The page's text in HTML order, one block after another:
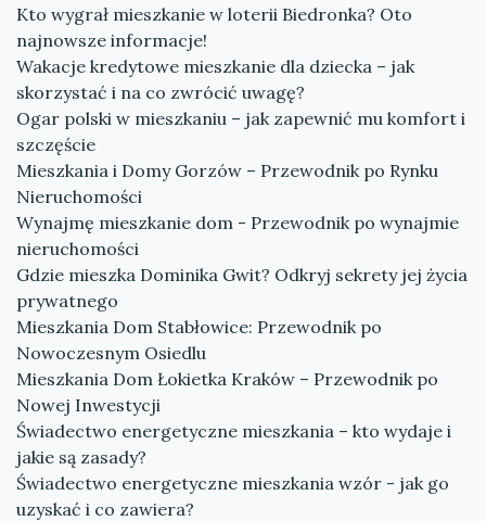
Kto wygrał mieszkanie w loterii Biedronka? Oto
najnowsze informacje!
Wakacje kredytowe mieszkanie dla dziecka – jak
skorzystać i na co zwrócić uwagę?
Ogar polski w mieszkaniu – jak zapewnić mu komfort i
szczęście
Mieszkania i Domy Gorzów – Przewodnik po Rynku
Nieruchomości
Wynajmę mieszkanie dom - Przewodnik po wynajmie
nieruchomości
Gdzie mieszka Dominika Gwit? Odkryj sekrety jej życia
prywatnego
Mieszkania Dom Stabłowice: Przewodnik po
Nowoczesnym Osiedlu
Mieszkania Dom Łokietka Kraków – Przewodnik po
Nowej Inwestycji
Świadectwo energetyczne mieszkania – kto wydaje i
jakie są zasady?
Świadectwo energetyczne mieszkania wzór - jak go
uzyskać i co zawiera?